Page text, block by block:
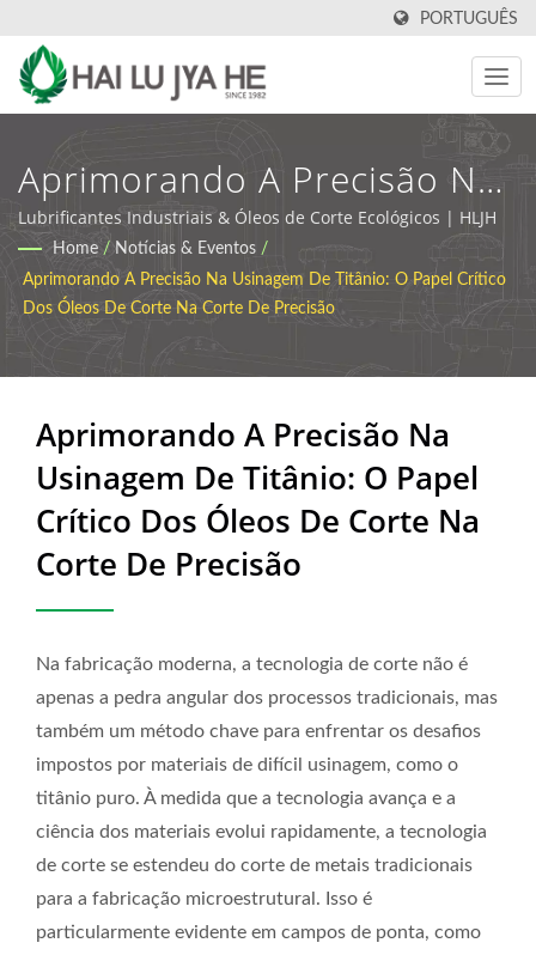
PORTUGUÊS
Aprimorando A Precisão Na
Usinagem De Titânio: O
Papel Crítico Dos Óleos De
Corte Na Corte De Precisão
| Fabricante De Óleo De
Corte Industrial E
Lubrificantes | HLJH
Lubrificantes Industriais & Óleos de Corte Ecológicos | HLJH
Home / Notícias & Eventos /
Aprimorando A Precisão Na Usinagem De Titânio: O Papel Crítico
Dos Óleos De Corte Na Corte De Precisão
Aprimorando A Precisão Na
Usinagem De Titânio: O Papel
Crítico Dos Óleos De Corte Na
Corte De Precisão
Na fabricação moderna, a tecnologia de corte não é
apenas a pedra angular dos processos tradicionais, mas
também um método chave para enfrentar os desafios
impostos por materiais de difícil usinagem, como o
titânio puro. À medida que a tecnologia avança e a
ciência dos materiais evolui rapidamente, a tecnologia
de corte se estendeu do corte de metais tradicionais
para a fabricação microestrutural. Isso é
particularmente evidente em campos de ponta, como